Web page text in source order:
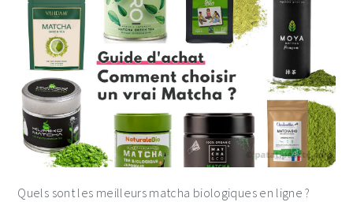
Quels sont les meilleurs matcha biologiques en ligne ?